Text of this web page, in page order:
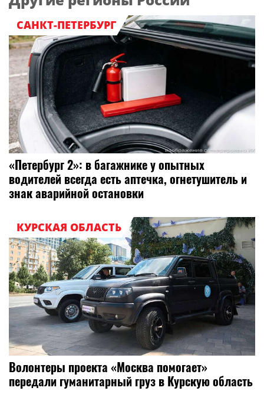
САНКТ-ПЕТЕРБУРГ
«Петербург 2»: в багажнике у опытных
водителей всегда есть аптечка, огнетушитель и
знак аварийной остановки
КУРСКАЯ ОБЛАСТЬ
Волонтеры проекта «Москва помогает»
передали гуманитарный груз в Курскую область